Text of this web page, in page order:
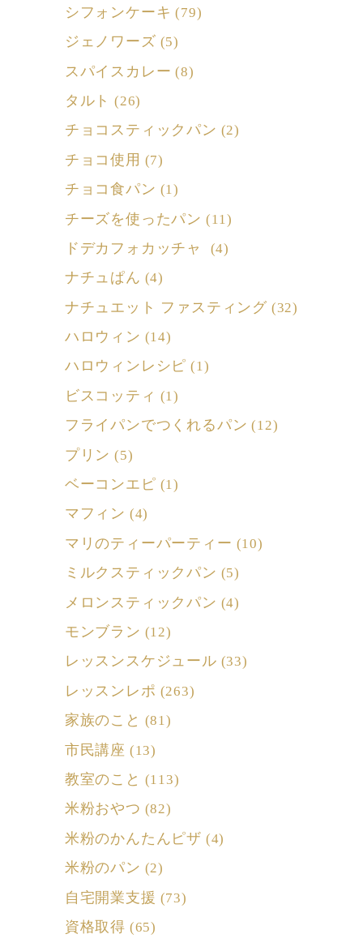
シフォンケーキ (79)
ジェノワーズ (5)
スパイスカレー (8)
タルト (26)
チョコスティックパン (2)
チョコ使用 (7)
チョコ食パン (1)
チーズを使ったパン (11)
ドデカフォカッチャ (4)
ナチュぱん (4)
ナチュエット ファスティング (32)
ハロウィン (14)
ハロウィンレシピ (1)
ビスコッティ (1)
フライパンでつくれるパン (12)
プリン (5)
ベーコンエピ (1)
マフィン (4)
マリのティーパーティー (10)
ミルクスティックパン (5)
メロンスティックパン (4)
モンブラン (12)
レッスンスケジュール (33)
レッスンレポ (263)
家族のこと (81)
市民講座 (13)
教室のこと (113)
米粉おやつ (82)
米粉のかんたんピザ (4)
米粉のパン (2)
自宅開業支援 (73)
資格取得 (65)